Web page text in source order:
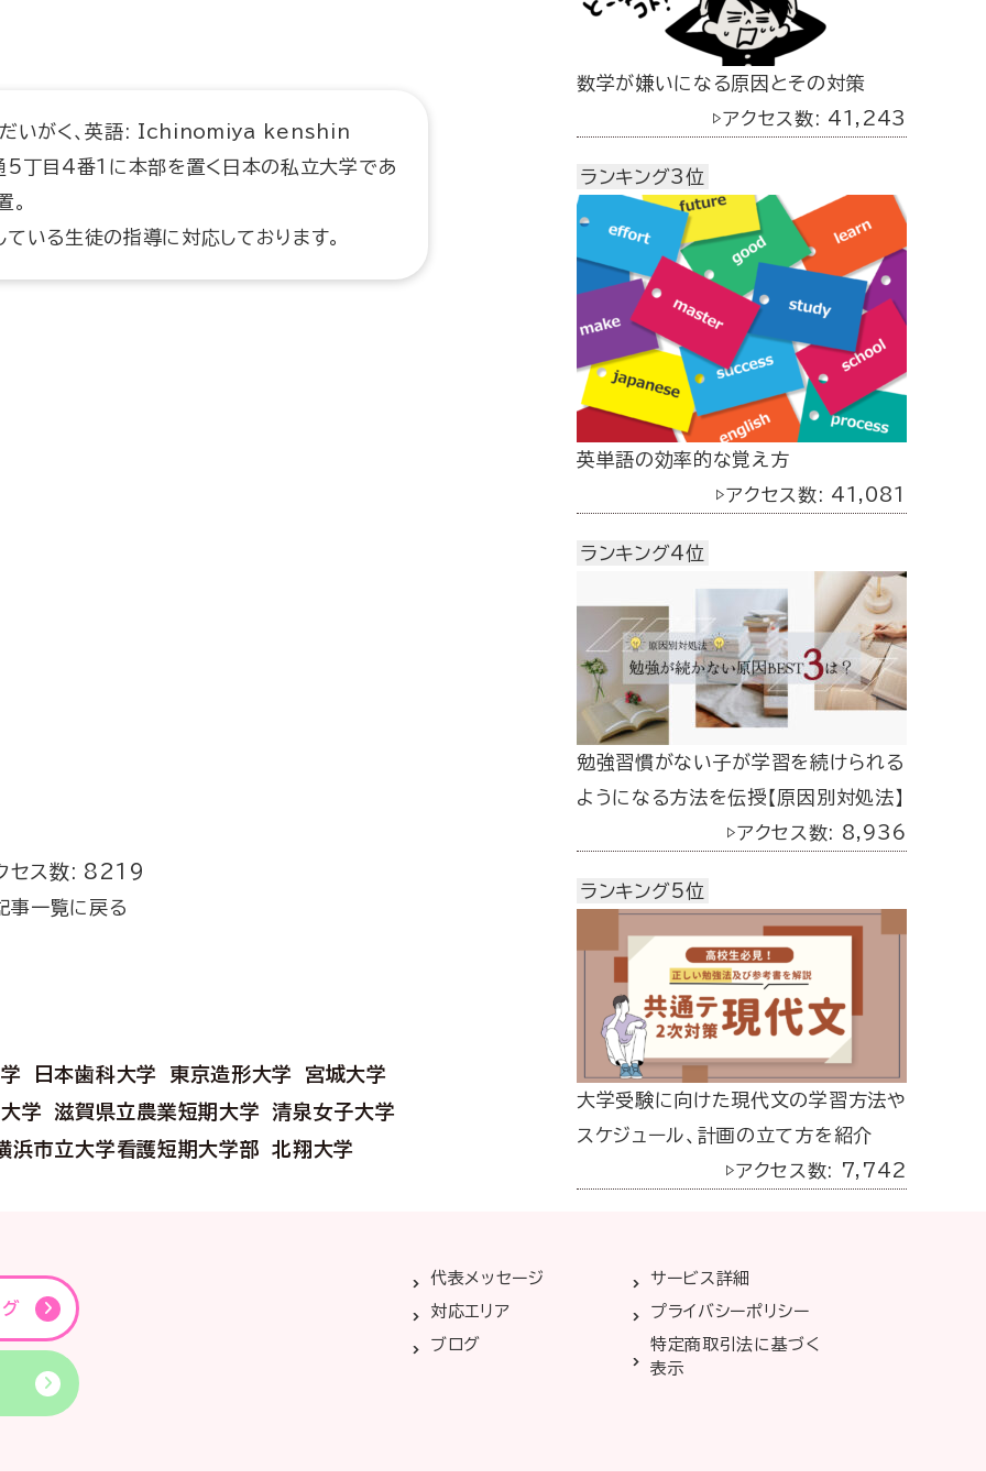
だいがく、英語: Ichinomiya kenshin
丁目4番1に本部を置く日本の私立大学であ
いる生徒の指導に対応しております。
セス数: 8219
事一覧に戻る
日本歯科大学 東京造形大学
宮城大学
学
滋賀県立農業短期大学
清泉女子大学
浜市立大学看護短期大学部
北翔大学
数学が嫌いになる原因とその対策
▷アクセス数: 41,243
ランキング3位
英単語の効率的な覚え方
▷アクセス数: 41,081
ランキング4位
勉強習慣がない子が学習を続けられる
ようになる方法を伝授【原因別対処法】
▷アクセス数: 8,936
ランキング5位
大学受験に向けた現代文の学習方法や
スケジュール、計画の立て方を紹介
▷アクセス数: 7,742
代表メッセージ
サービス詳細
対応エリア
プライバシーポリシー
ブログ
特定商取引法に基づく
表示